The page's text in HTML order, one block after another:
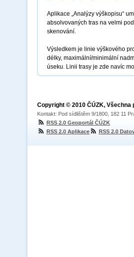
Aplikace „Analýzy výškopisu“
absolvovaných tras na velmi
skenování.
Výsledkem je linie výškového
délky, maximální/minimální
úseku. Linii trasy je zde navíc
Copyright © 2010 ČÚZK, Všechna
Kontakt: Pod sídlištěm 9/1800, 182 11
RSS 2.0 Geoportál ČÚZK
RSS 2.0 Aplikace
RSS 2.0